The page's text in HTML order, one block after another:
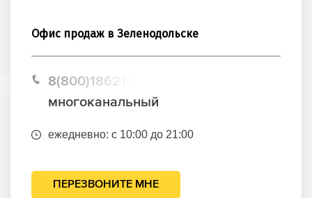
Офис продаж в Зеленодольске
8(800)1862102
многоканальный
ежедневно: с 10:00 до 21:00
ПЕРЕЗВОНИТЕ МНЕ